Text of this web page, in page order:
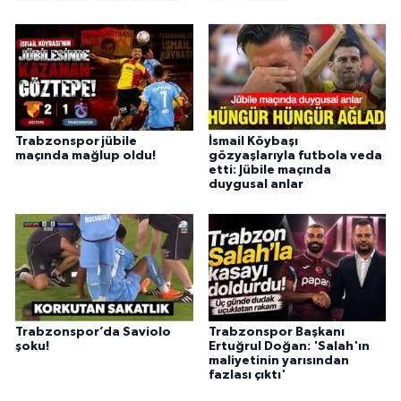
Trabzonspor jübile
maçında mağlup oldu!
İsmail Köybaşı
gözyaşlarıyla futbola veda
etti: Jübile maçında
duygusal anlar
Trabzonspor’da Saviolo
şoku!
Trabzonspor Başkanı
Ertuğrul Doğan: 'Salah'ın
maliyetinin yarısından
fazlası çıktı'